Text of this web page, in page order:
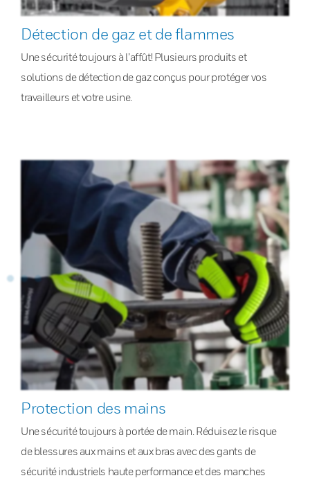
Détection de gaz et de flammes
Une sécurité toujours à l’affût! Plusieurs produits et
solutions de détection de gaz conçus pour protéger vos
travailleurs et votre usine.
Protection des mains
Une sécurité toujours à portée de main. Réduisez le risque
de blessures aux mains et aux bras avec des gants de
sécurité industriels haute performance et des manches